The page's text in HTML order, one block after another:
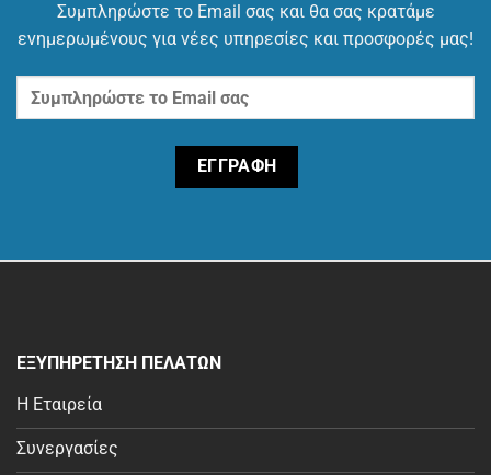
Συμπληρώστε το Email σας και θα σας κρατάμε
ενημερωμένους για νέες υπηρεσίες και προσφορές μας!
ΕΞΥΠΗΡΕΤΗΣΗ ΠΕΛΑΤΩΝ
Η Εταιρεία
Συνεργασίες